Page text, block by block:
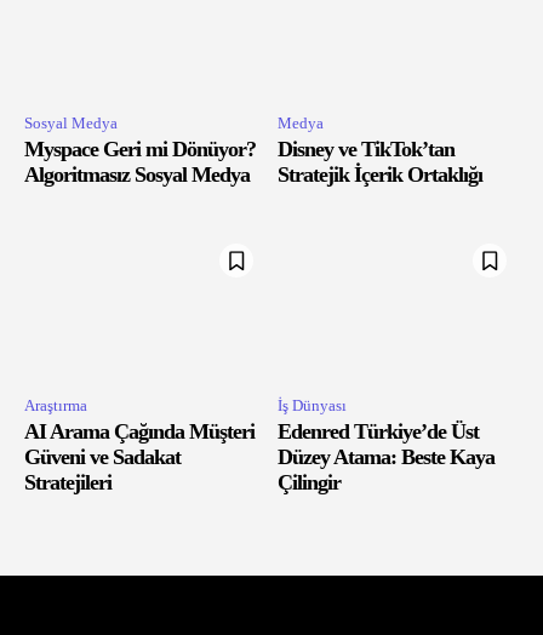
Sosyal Medya
Myspace Geri mi Dönüyor?
Algoritmasız Sosyal Medya
Medya
Disney ve TikTok’tan
Stratejik İçerik Ortaklığı
Araştırma
AI Arama Çağında Müşteri
Güveni ve Sadakat
Stratejileri
İş Dünyası
Edenred Türkiye’de Üst
Düzey Atama: Beste Kaya
Çilingir